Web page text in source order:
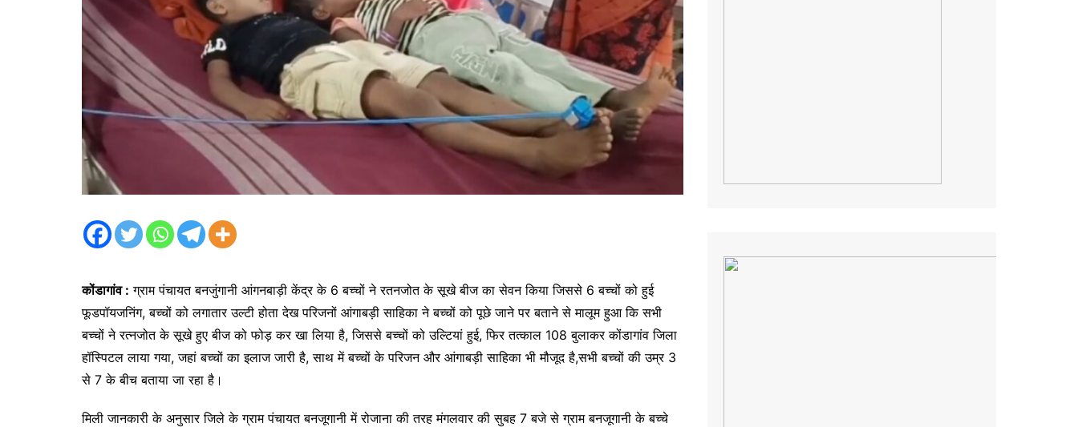
कोंडागांव : ग्राम पंचायत बनजुंगानी आंगनबाड़ी केंद्र के 6 बच्चों ने रतनजोत के सूखे बीज का सेवन किया जिससे 6 बच्चों को हुई
फूडपॉयजनिंग, बच्चों को लगातार उल्टी होता देख परिजनों आंगाबड़ी साहिका ने बच्चों को पूछे जाने पर बताने से मालूम हुआ कि सभी
बच्चों ने रत्नजोत के सूखे हुए बीज को फोड़ कर खा लिया है, जिससे बच्चों को उल्टियां हुई, फिर तत्काल 108 बुलाकर कोंडागांव जिला
हॉस्पिटल लाया गया, जहां बच्चों का इलाज जारी है, साथ में बच्चों के परिजन और आंगाबड़ी साहिका भी मौजूद है,सभी बच्चों की उम्र 3
से 7 के बीच बताया जा रहा है।
मिली जानकारी के अनुसार जिले के ग्राम पंचायत बनजूगानी में रोजाना की तरह मंगलवार की सुबह 7 बजे से ग्राम बनजूगानी के बच्चे